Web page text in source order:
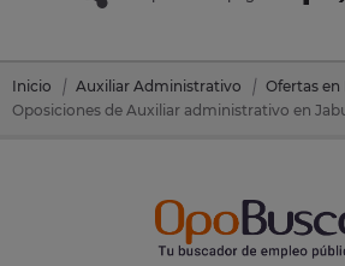
Inicio Auxiliar Administrativo
Ofertas en